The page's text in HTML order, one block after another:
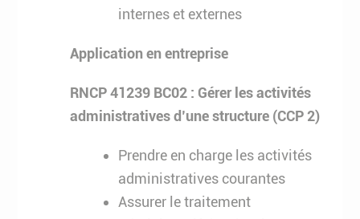
internes et externes
Application en entreprise
RNCP 41239 BC02 : Gérer les activités
administratives d’une structure (CCP 2)
Prendre en charge les activités
administratives courantes
Assurer le traitement